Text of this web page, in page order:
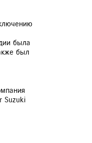
была
был
Suzuki